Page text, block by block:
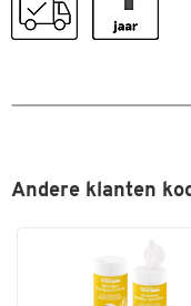
Materiaaldikte: 210
Materiaal: 100 %
Andere klanten